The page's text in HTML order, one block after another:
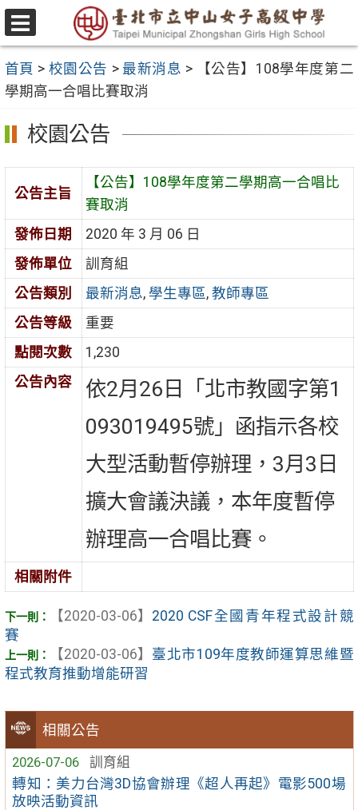
跳
至
要
內
容
區
選
單
首頁 > 校園公告 > 最新消息 >
【公告】108學年度第二
學期高一合唱比賽取消
相關公告
2026-07-06
訓育組
轉知：美力台灣3D協會辦理《超人再起》電影500場
放映活動資訊
校園公告
公告主旨
【公告】108學年度第二學期高一合唱比
賽取消
發佈日期
2020 年 3 月 06 日
發佈單位
訓育組
公告類別
最新消息, 學生專區, 教師專區
公告等級
重要
點閱次數
1,230
公告內容
依2月26日「北市教國字第1
093019495號」函指示各校
大型活動暫停辦理，3月3日
擴大會議決議，本年度暫停
辦理高一合唱比賽。
相關附件
【2020-03-06】 2020 CSF全國青年程式設計競
賽
【2020-03-06】 臺北市109年度教師運算思維暨
程式教育推動增能研習